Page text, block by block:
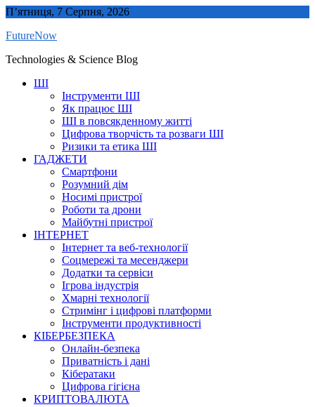
Skip
content
П’ятниця, 7 Серпня, 2026
FutureNow
Technologies & Science Blog
ШІ
Інструменти ШІ
Як працює ШІ
ШІ в повсякденному житті
Цифрова творчість та розваги ШІ
Ризики та етика ШІ
ГАДЖЕТИ
Смартфони
Розумний дім
Носимі пристрої
Роботи та дрони
Майбутні пристрої
ІНТЕРНЕТ
Інтернет та веб-технології
Соцмережі та месенджери
Додатки та сервіси
Ігрова індустрія
Хмарні технології
Стримінг і цифрові платформи
Інструменти продуктивності
КІБЕРБЕЗПЕКА
Онлайн-безпека
Приватність і дані
Кібератаки
Цифрова гігієна
КРИПТОВАЛЮТА